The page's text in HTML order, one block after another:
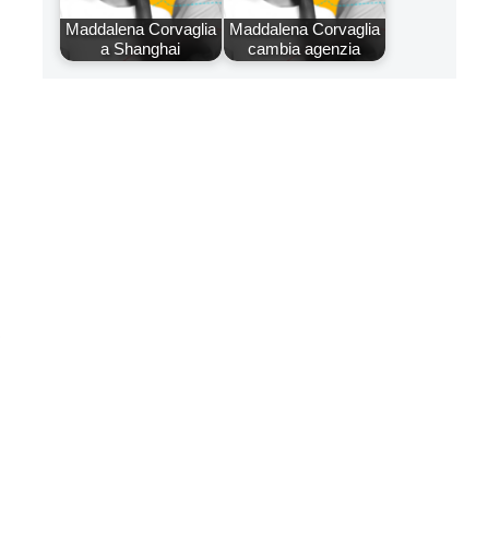
Maddalena Corvaglia
a Shanghai
Maddalena Corvaglia
cambia agenzia